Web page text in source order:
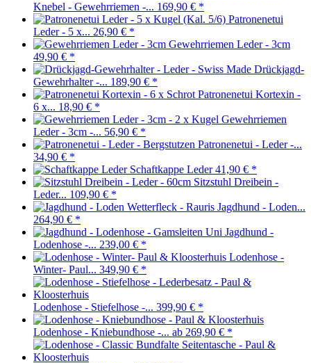
Knebel - Gewehrriemen -... 169,90 € *
Patronenetui
Leder - 5 x... 26,90 € *
Gewehrriemen Leder - 3cm
49,90 € *
Drückjagd-
Gewehrhalter -... 189,90 € *
Patronenetui Kortexin -
6 x... 18,90 € *
Gewehrriemen
Leder - 3cm -... 56,90 € *
Patronenetui - Leder -...
34,90 € *
Schaftkappe Leder41,90 € *
Sitzstuhl Dreibein -
Leder... 109,90 € *
Jagdhund - Loden...
264,90 € *
Jagdhund -
Lodenhose -... 239,00 € *
Lodenhose -
Winter- Paul... 349,90 € *
Lodenhose - Stiefelhose -... 399,90 € *
Lodenhose - Kniebundhose -... ab 269,90 € *